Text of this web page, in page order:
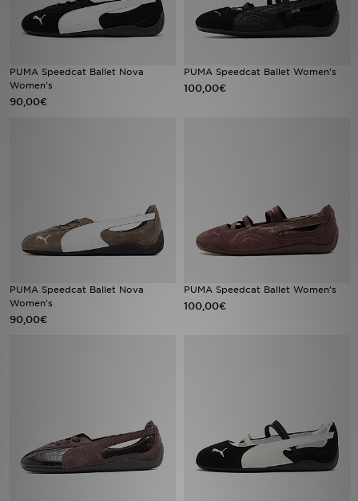
PUMA Speedcat Ballet Nova
Women's
90,00€
PUMA Speedcat Ballet Women's
100,00€
PUMA Speedcat Ballet Nova
Women's
90,00€
PUMA Speedcat Ballet Women's
100,00€
FUTEBOL JD
VER MARCAS
LOCALIZADOR DE LOJAS
SUBSCREVE
ESTADO DO TEU PEDIDO
ATENÇÃO AO CLIENTE